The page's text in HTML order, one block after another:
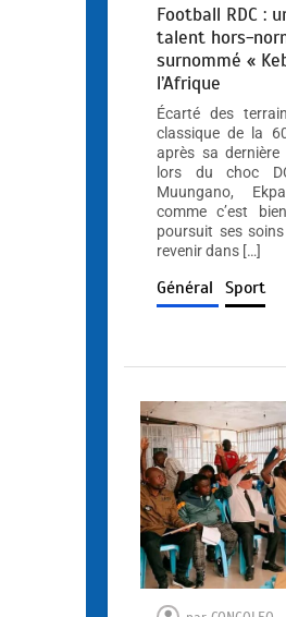
Football RDC :
talent hors-
surnommé «
l’Afrique
Écarté des
classique de la
après sa
lors du choc
Muungano,
comme c’est
poursuit ses
revenir dans […]
Général Sport